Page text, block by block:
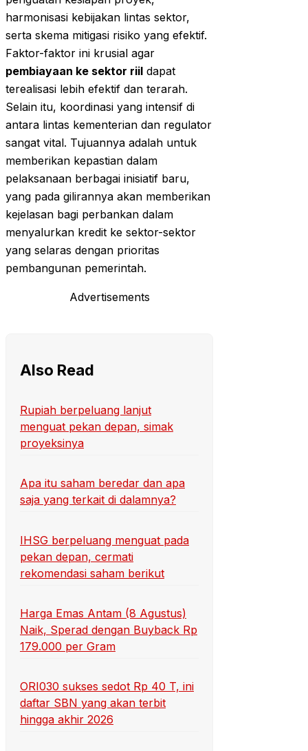
harmonisasi kebijakan lintas sektor,
serta skema mitigasi risiko yang efektif.
Faktor-faktor ini krusial agar
pembiayaan ke sektor riil dapat
terealisasi lebih efektif dan terarah.
Selain itu, koordinasi yang intensif di
antara lintas kementerian dan regulator
sangat vital. Tujuannya adalah untuk
memberikan kepastian dalam
pelaksanaan berbagai inisiatif baru,
yang pada gilirannya akan memberikan
kejelasan bagi perbankan dalam
menyalurkan kredit ke sektor-sektor
yang selaras dengan prioritas
pembangunan pemerintah.
Advertisements
Also Read
Rupiah berpeluang lanjut
menguat pekan depan, simak
proyeksinya
Apa itu saham beredar dan apa
saja yang terkait di dalamnya?
IHSG berpeluang menguat pada
pekan depan, cermati
rekomendasi saham berikut
Harga Emas Antam (8 Agustus)
Naik, Sperad dengan Buyback Rp
179.000 per Gram
ORI030 sukses sedot Rp 40 T, ini
daftar SBN yang akan terbit
hingga akhir 2026